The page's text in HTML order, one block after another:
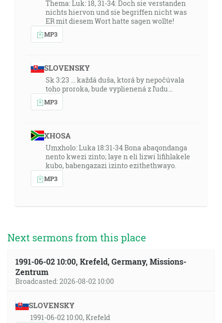
Thema: Luk: 18, 31-34: Doch sie verstanden
nichts hiervon und sie begriffen nicht was
ER mit diesem Wort hatte sagen wollte!
MP3
SLOVENSKY
Sk 3:23 … každá duša, ktorá by nepočúvala
toho proroka, bude vyplienená z ľudu…
MP3
XHOSA
Umxholo: Luka 18:31-34 Bona abaqondanga
nento kwezi zinto; laye n eli lizwi lifihlakele
kubo, babengazazi izinto ezithethwayo.
MP3
Next sermons from this place
1991-06-02 10:00, Krefeld, Germany, Missions-
Zentrum
Broadcasted: 2026-08-02 10:00
SLOVENSKY
1991-06-02 10:00, Krefeld